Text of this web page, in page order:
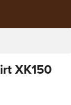
XK150